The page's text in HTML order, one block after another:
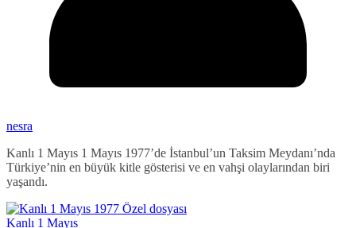
nesra
Kanlı 1 Mayıs 1 Mayıs 1977’de İstanbul’un Taksim Meydanı’nda
Türkiye’nin en büyük kitle gösterisi ve en vahşi olaylarından biri
yaşandı.
Kanlı 1 Mayıs